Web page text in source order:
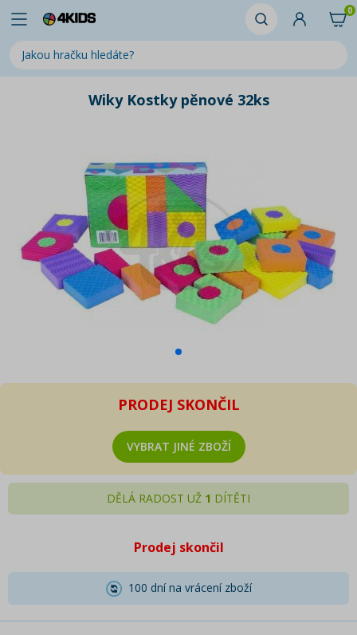
0
Wiky Kostky pěnové 32ks
PRODEJ SKONČIL
VYBRAT JINÉ ZBOŽÍ
DĚLÁ RADOST UŽ 1 DÍTĚTI
Prodej skončil
100 dní na vrácení zboží